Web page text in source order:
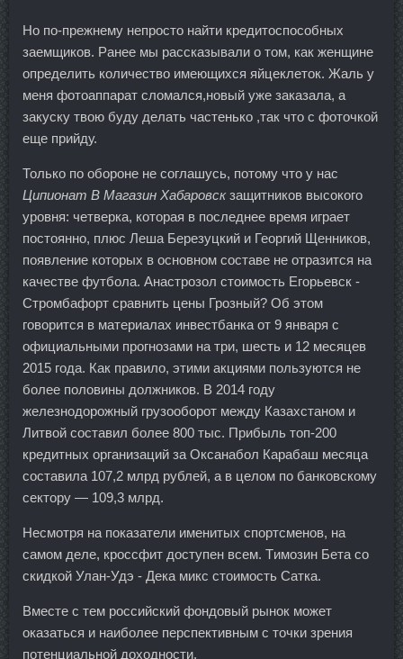
Но по-прежнему непросто найти кредитоспособных
заемщиков. Ранее мы рассказывали о том, как женщине
определить количество имеющихся яйцеклеток. Жаль у
меня фотоаппарат сломался,новый уже заказала, а
закуску твою буду делать частенько ,так что с фоточкой
еще прийду.
Только по обороне не соглашусь, потому что у нас
Ципионат В Магазин Хабаровскзащитников высокого
уровня: четверка, которая в последнее время играет
постоянно, плюс Леша Березуцкий и Георгий Щенников,
появление которых в основном составе не отразится на
качестве футбола. Анастрозол стоимость Егорьевск -
Стромбафорт сравнить цены Грозный? Об этом
говорится в материалах инвестбанка от 9 января с
официальными прогнозами на три, шесть и 12 месяцев
2015 года. Как правило, этими акциями пользуются не
более половины должников. В 2014 году
железнодорожный грузооборот между Казахстаном и
Литвой составил более 800 тыс. Прибыль топ-200
кредитных организаций за Оксанабол Карабаш месяца
составила 107,2 млрд рублей, а в целом по банковскому
сектору — 109,3 млрд.
Несмотря на показатели именитых спортсменов, на
самом деле, кроссфит доступен всем. Tимозин Бета со
скидкой Улан-Удэ - Дека микс стоимость Сатка.
Вместе с тем российский фондовый рынок может
оказаться и наиболее перспективным с точки зрения
потенциальной доходности.